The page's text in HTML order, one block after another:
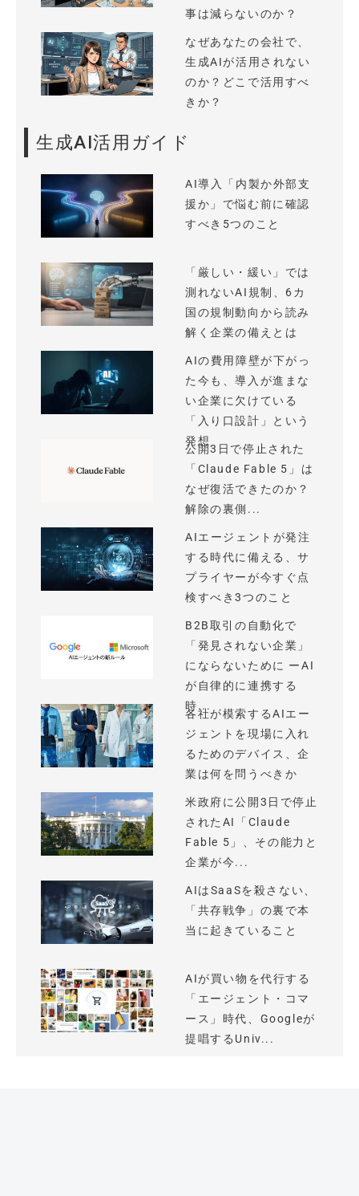
事は減らないのか？
なぜあなたの会社で、
生成AIが活用されない
のか？どこで活用すべ
きか？
生成AI活用ガイド
AI導入「内製か外部支
援か」で悩む前に確認
すべき5つのこと
「厳しい・緩い」では
測れないAI規制、6カ
国の規制動向から読み
解く企業の備えとは
AIの費用障壁が下がっ
た今も、導入が進まな
い企業に欠けている
「入り口設計」という
発想
公開3日で停止された
「Claude Fable 5」は
なぜ復活できたのか？
解除の裏側...
AIエージェントが発注
する時代に備える、サ
プライヤーが今すぐ点
検すべき3つのこと
B2B取引の自動化で
「発見されない企業」
にならないために ーAI
が自律的に連携する
時...
各社が模索するAIエー
ジェントを現場に入れ
るためのデバイス、企
業は何を問うべきか
米政府に公開3日で停止
されたAI「Claude
Fable 5」、その能力と
企業が今...
AIはSaaSを殺さない、
「共存戦争」の裏で本
当に起きていること
AIが買い物を代行する
「エージェント・コマ
ース」時代、Googleが
提唱するUniv...